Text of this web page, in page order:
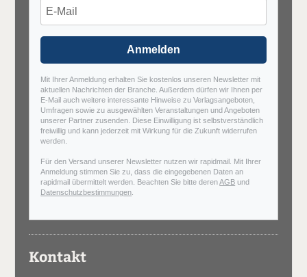
Anmelden
Mit Ihrer Anmeldung erhalten Sie kostenlos unseren Newsletter mit
aktuellen Nachrichten der Branche. Außerdem dürfen wir Ihnen per
E-Mail auch weitere interessante Hinweise zu Verlagsangeboten,
Umfragen sowie zu ausgewählten Veranstaltungen und Angeboten
unserer Partner zusenden. Diese Einwilligung ist selbstverständlich
freiwillig und kann jederzeit mit Wirkung für die Zukunft widerrufen
werden.
Für den Versand unserer Newsletter nutzen wir rapidmail. Mit Ihrer
Anmeldung stimmen Sie zu, dass die eingegebenen Daten an
rapidmail übermittelt werden. Beachten Sie bitte derenAGB und
Datenschutzbestimmungen
Kontakt